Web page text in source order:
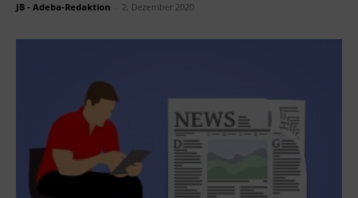
JB - Adeba-Redaktion 2. Dezember 2020